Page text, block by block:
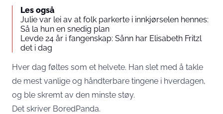
Les også
Julie var lei av at folk parkerte i innkjørselen hennes:
Så la hun en snedig plan
Levde 24 år i fangenskap: Sånn har Elisabeth Fritzl
det i dag
Hver dag føltes som et helvete. Han slet med å takle
de mest vanlige og håndterbare tingene i hverdagen,
og ble skremt av den minste støy.
Det skriver BoredPanda.